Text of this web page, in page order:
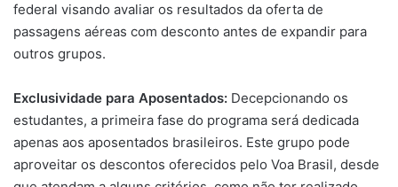
federal visando avaliar os resultados da oferta de
passagens aéreas com desconto antes de expandir para
outros grupos.
Exclusividade para Aposentados: Decepcionando os
estudantes, a primeira fase do programa será dedicada
apenas aos aposentados brasileiros. Este grupo pode
aproveitar os descontos oferecidos pelo Voa Brasil, desde